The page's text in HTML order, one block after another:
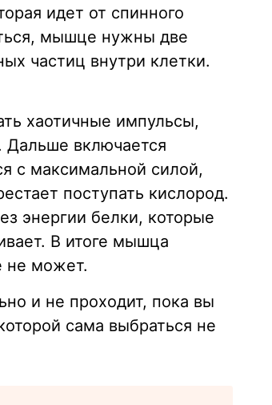
идет от спинного
мышце нужны две
частиц внутри клетки.
хаотичные импульсы,
Дальше включается
с максимальной силой,
поступать кислород.
энергии белки, которые
В итоге мышца
не может.
и не проходит, пока вы
сама выбраться не